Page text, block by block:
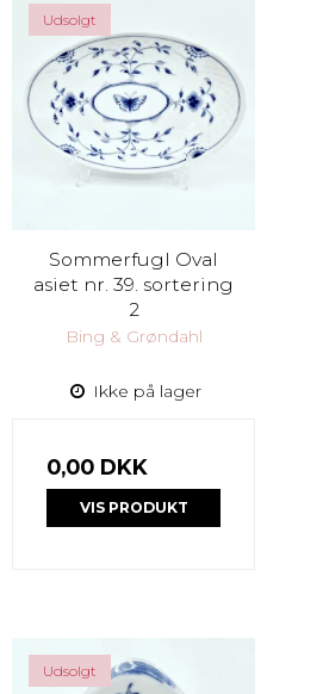
Udsolgt
Sommerfugl Oval
asiet nr. 39. sortering
2
Bing & Grøndahl
Ikke på lager
0,00 DKK
VIS PRODUKT
Udsolgt